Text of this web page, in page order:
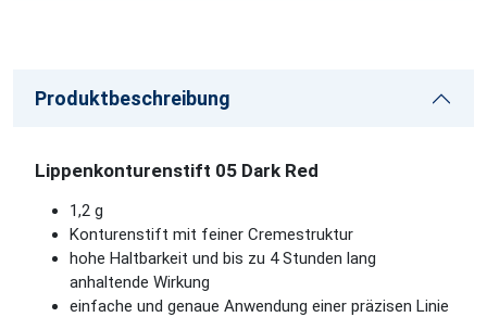
Produktbeschreibung
Lippenkonturenstift 05 Dark Red
1,2 g
Konturenstift mit feiner Cremestruktur
hohe Haltbarkeit und bis zu 4 Stunden lang
anhaltende Wirkung
einfache und genaue Anwendung einer präzisen Linie